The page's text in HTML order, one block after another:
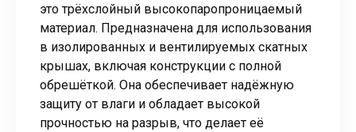
это трёхслойный высокопаропроницаемый
материал. Предназначена для использования
в изолированных и вентилируемых скатных
крышах, включая конструкции с полной
обрешёткой. Она обеспечивает надёжную
защиту от влаги и обладает высокой
прочностью на разрыв, что делает её